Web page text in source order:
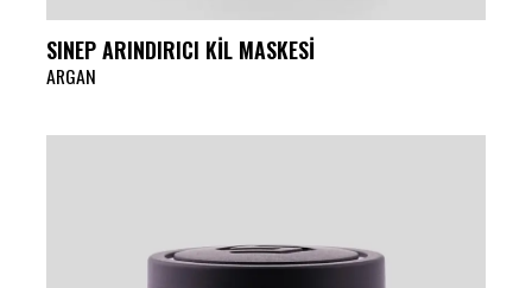
SINEP ARINDIRICI KİL MASKESİ
ARGAN